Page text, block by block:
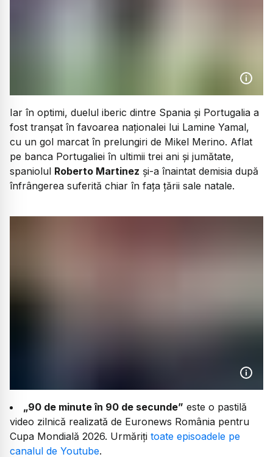
Iar în optimi, duelul iberic dintre Spania și Portugalia a
fost tranșat în favoarea naționalei lui Lamine Yamal,
cu un gol marcat în prelungiri de Mikel Merino. Aflat
pe banca Portugaliei în ultimii trei ani și jumătate,
spaniolul Roberto Martinez și-a înaintat demisia după
înfrângerea suferită chiar în fața țării sale natale.
„90 de minute în 90 de secunde” este o pastilă
video zilnică realizată de Euronews România pentru
Cupa Mondială 2026. Urmăriți toate episoadele pe
canalul de Youtube.